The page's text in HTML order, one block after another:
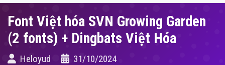
Font Việt hóa SVN Growing Garden
(2 fonts) + Dingbats Việt Hóa
Heloyud 31/10/2024